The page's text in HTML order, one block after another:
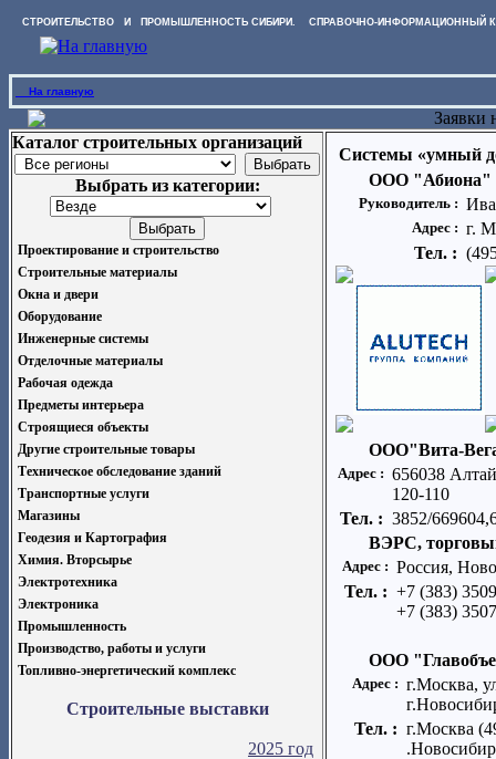
СТРОИТЕЛЬСТВО И ПРОМЫШЛЕННОСТЬ СИБИРИ. СПРАВОЧНО-ИНФОРМАЦИОННЫЙ
На главную
Заявки
Каталог строительных организаций
Выбрать из категории:
Проектирование и строительство
Строительные материалы
Окна и двери
Оборудование
Инженерные системы
Отделочные материалы
Рабочая одежда
Предметы интерьера
Строящиеся объекты
Другие строительные товары
Техническое обследование зданий
Транспортные услуги
Магазины
Геодезия и Картография
Химия. Вторсырье
Электротехника
Электроника
Промышленность
Производство, работы и услуги
Топливно-энергетический комплекс
Строительные выставки
2025 год
Системы «умный
ООО "Абиона"
Руководитель :
Адрес : г.
Тел. :
ООО"Вита-
Адрес : 656038
120-110
Тел. : 3852/
ВЭРС,
Адрес : Россия,
Тел. : +7 (383)
+7 (383)
ООО
Адрес : г.Москва,
Тел. : г.Москва